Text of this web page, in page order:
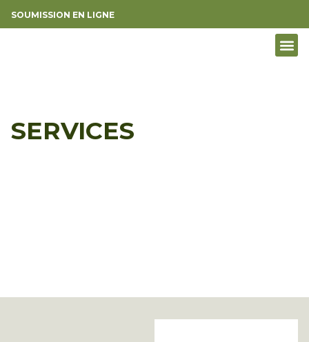
SOUMISSION EN LIGNE
SERVICES